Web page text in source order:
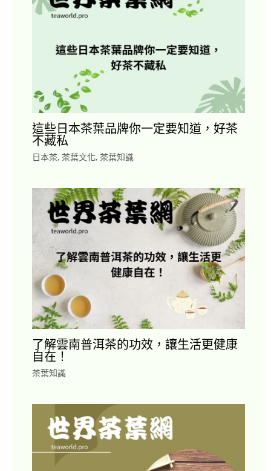
這些日本茶葉品牌你一定要知道，好茶
不藏私
日本茶, 茶葉文化, 茶葉知識
了解雲南普洱茶的功效，讓生活更健康
自在！
茶葉知識